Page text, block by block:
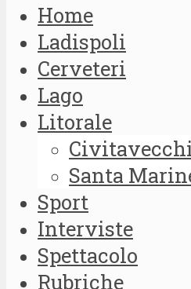
Home
Ladispoli
Cerveteri
Lago
Litorale
Santa
Sport
Interviste
Spettacolo
Rubriche